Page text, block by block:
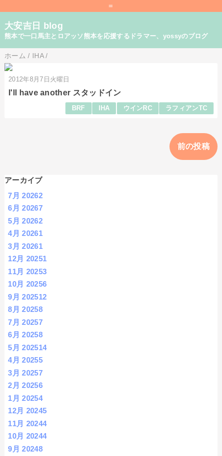
=
大安吉日 blog
熊本で一口馬主とロアッソ熊本を応援するドラマー、yossyのブログ
ホーム / IHA /
2012年8月7日火曜日
I'll have another スタッドイン
BRF IHA ウインRC ラフィアンTC
前の投稿
アーカイブ
7月 20262
6月 20267
5月 20262
4月 20261
3月 20261
12月 20251
11月 20253
10月 20256
9月 202512
8月 20258
7月 20257
6月 20258
5月 202514
4月 20255
3月 20257
2月 20256
1月 20254
12月 20245
11月 20244
10月 20244
9月 20248